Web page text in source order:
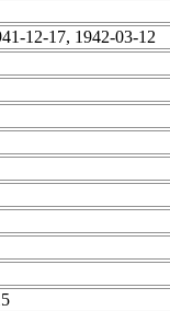
12-17, 1942-03-12